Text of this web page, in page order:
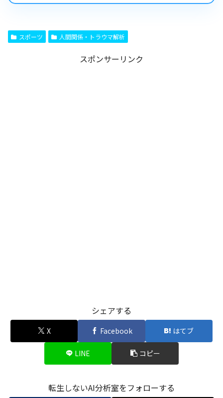
スポーツ 人間関係・トラウマ解析
スポンサーリンク
シェアする
X Facebook はてブ
LINE コピー
転生しないAI分析室をフォローする